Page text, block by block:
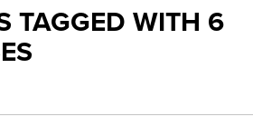
TAGGED WITH 6